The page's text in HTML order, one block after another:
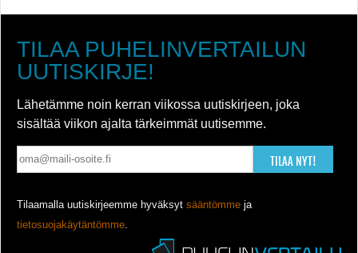
TILAA PUHELINVERTAILUN
UUTISKIRJE!
Lähetämme noin kerran viikossa uutiskirjeen, joka
sisältää viikon ajalta tärkeimmät uutisemme.
TILAA NYT!
Tilaamalla uutiskirjeemme hyväksyt sääntömme ja
tietosuojakäytäntömme